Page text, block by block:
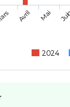
2024
Avril Mai